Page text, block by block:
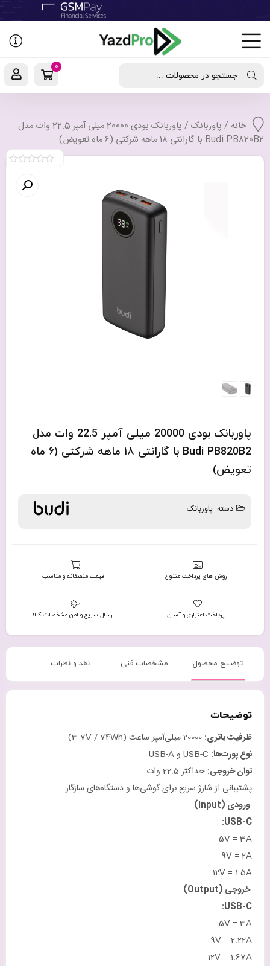
جستجو در محصولات ...
0
خانه / پاوربانک
/ پاوربانک بودی 20000 میلی آمپر 22.5 وات مدل
Budi PB820B2 با گارانتی ۱۸ ماهه شرکتی (۶ ماه تعویض)
پاوربانک بودی 20000 میلی آمپر 22.5 وات مدل
Budi PB820B2 با گارانتی ۱۸ ماهه شرکتی (۶ ماه
تعویض)
دسته: پاوربانک
روش های پرداخت متنوع قیمت منصفانه و مناسب
پرداخت اعتباری و آسان ارسال سریع و امن مشخصات کالا
توضیح محصول مشخصات فنی نقد و نظرات
توضیحات
ظرفیت باتری:
نوع پورت‌ها:
توان خروجی: حداکثر ‎22.5 وات
پشتیبانی از شارژ سریع برای گوشی‌ها و دستگاه‌های سازگار
ورودی (Input)
USB-C:
‎5V = 3A
‎9V = 2A
‎12V = 1.5A
خروجی (Output)
USB-C:
‎5V = 3A
‎9V = 2.22A
‎12V = 1.67A